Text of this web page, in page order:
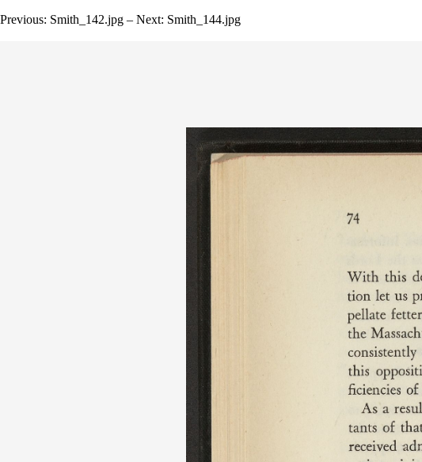
Previous: Smith_142.jpg – Next: Smith_144.jpg